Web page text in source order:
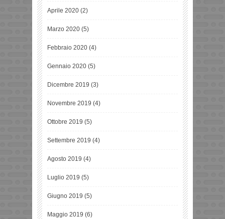
Aprile 2020 (2)
Marzo 2020 (5)
Febbraio 2020 (4)
Gennaio 2020 (5)
Dicembre 2019 (3)
Novembre 2019 (4)
Ottobre 2019 (5)
Settembre 2019 (4)
Agosto 2019 (4)
Luglio 2019 (5)
Giugno 2019 (5)
Maggio 2019 (6)